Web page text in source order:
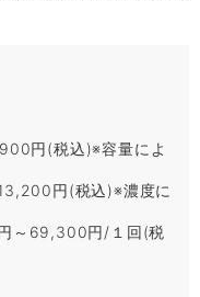
円(税込)※容量によ
13,200円(税込)※濃度に
円～69,300円/１回(税